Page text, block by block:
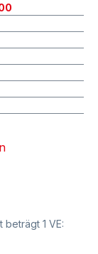
1 VE: